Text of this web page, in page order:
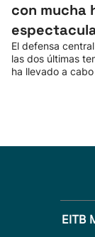
con mucha
El defensa
las dos últimas
ha llevado a
EITB